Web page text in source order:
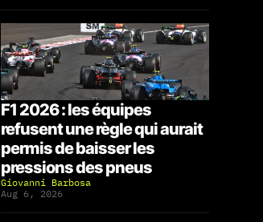
F1 2026 : les équipes
refusent une règle qui aurait
permis de baisser les
pressions des pneus
Giovanni Barbosa
Aug 6, 2026